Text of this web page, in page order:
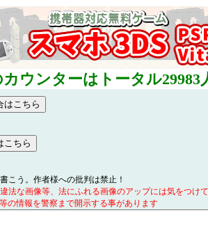
ウンターはトータル29983
こう。作者様への批判は禁止！
法な画像等、法にふれる画像のアップには気をつけ
の情報を警察まで開示する事があります